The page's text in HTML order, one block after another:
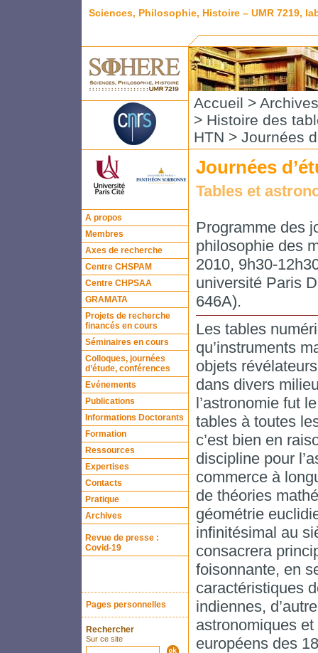
Sciences, Philosophie, Histoire – UMR 7219,
A propos
Membres
Axes de recherche
Centre CHSPAM
Centre CHPSAA
GRAMATA
Projets de recherche
financés en cours
Séminaires en cours
Colloques, journées
d’étude, conférences
Evénements
Publications
Informations Doctorants
Formation
Ressources
Expertises
Contacts
Pratique
Archives
Revue de presse :
Covid-19
Pages personnelles
Rechercher
Sur ce site
Accueil > Archives
> Histoire des
HTN > Journées
Journées
Tables et
Programme des
philosophie des
2010, 9h30-
université Paris
646A).
Les tables
qu’instruments
objets
dans divers
l’astronomie fut
tables à toutes
c’est bien en
discipline pour
commerce à
de théories
géométrie
infinitésimal au
consacrera
foisonnante, en
caractéristiques
indiennes,
astronomiques
européens des